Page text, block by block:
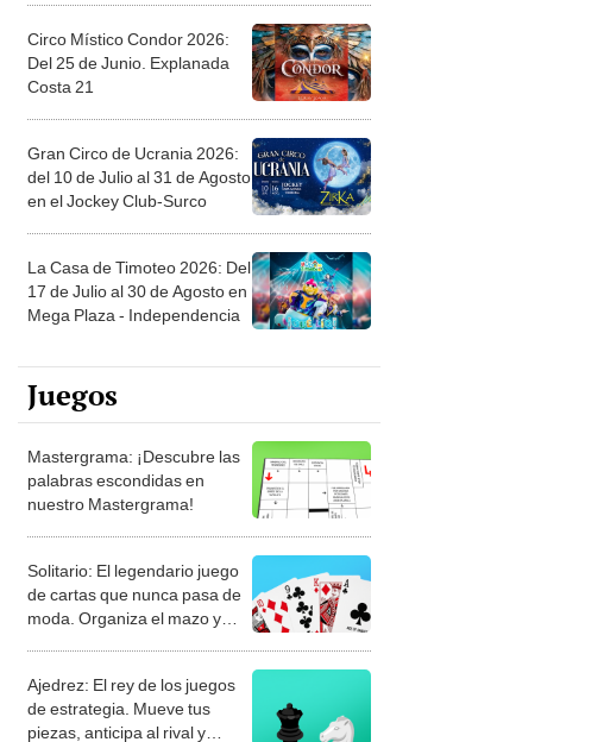
Circo Místico Condor 2026:
Del 25 de Junio. Explanada
Costa 21
Gran Circo de Ucrania 2026:
del 10 de Julio al 31 de Agosto
en el Jockey Club-Surco
La Casa de Timoteo 2026: Del
17 de Julio al 30 de Agosto en
Mega Plaza - Independencia
Juegos
Mastergrama: ¡Descubre las
palabras escondidas en
nuestro Mastergrama!
Solitario: El legendario juego
de cartas que nunca pasa de
moda. Organiza el mazo y
Ajedrez: El rey de los juegos
de estrategia. Mueve tus
piezas, anticipa al rival y